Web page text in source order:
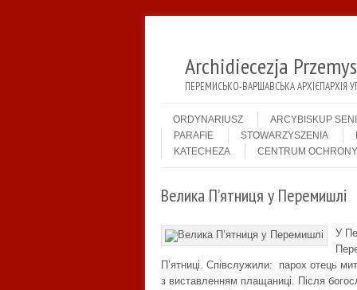
Archidiecezja
ПЕРЕМИСЬКО-ВАРШАВСЬКА АРХІЄПАРХІЯ
Menu
ORDYNARIUSZ
ARCYBISKUP
PARAFIE
STOWARZYSZENIA
KATECHEZA
CENTRUM
Велика П’ятниця у Перемишлі
У
П’ятниці. Співслужили: парох отець
з виставленням плащаниці. Після